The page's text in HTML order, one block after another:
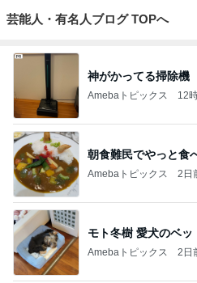
芸能人・有名人ブログ TOPへ
神がかってる掃除機
Amebaトピックス 12
朝食難民でやっと食
Amebaトピックス 2日
モト冬樹 愛犬のベ
Amebaトピックス 2日